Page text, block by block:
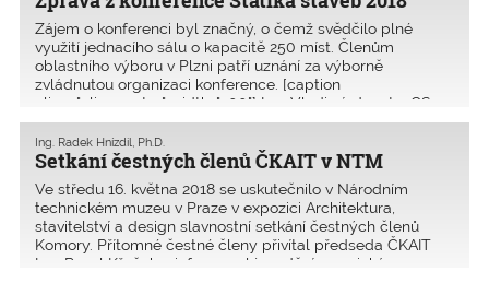
Zájem o konferenci byl značný, o čemž svědčilo plné
využití jednacího sálu o kapacitě 250 míst. Členům
oblastního výboru v Plzni patří uznání za výborně
zvládnutou organizaci konference. [caption
align="aligncenter" width="300"] Ing. Vladimír Janata, CSc.,
přednáš�
Setkání čestných členů ČKAIT v NTM
Ing. Radek Hnízdil, Ph.D.
Ve středu 16. května 2018 se uskutečnilo v Národním
technickém muzeu v Praze v expozici Architektura,
stavitelství a design slavnostní setkání čestných členů
Komory. Přítomné čestné členy přivítal předseda ČKAIT
Ing. Pavel Křeček a informoval je o dění a novinká